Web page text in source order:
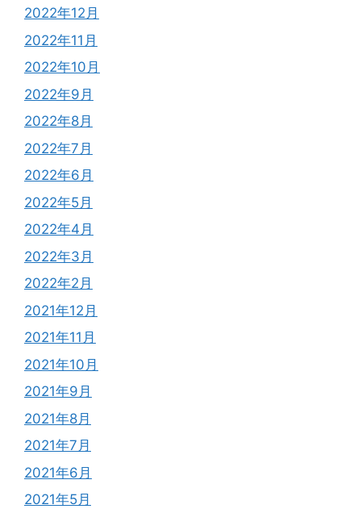
2022年12月
2022年11月
2022年10月
2022年9月
2022年8月
2022年7月
2022年6月
2022年5月
2022年4月
2022年3月
2022年2月
2021年12月
2021年11月
2021年10月
2021年9月
2021年8月
2021年7月
2021年6月
2021年5月